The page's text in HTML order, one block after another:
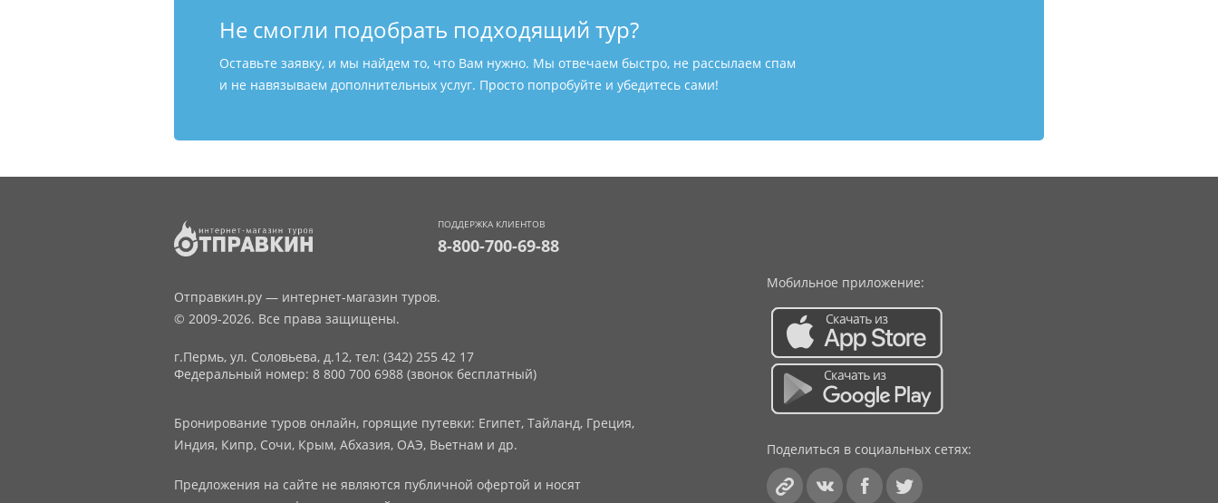
Не смогли подобрать подходящий тур?
Оставьте заявку, и мы найдем то, что Вам нужно. Мы отвечаем быстро, не рассылаем спам
и не навязываем дополнительных услуг. Просто попробуйте и убедитесь сами!
ПОДДЕРЖКА КЛИЕНТОВ
8-800-700-69-88
Отправкин.ру — интернет-магазин туров.
© 2009-2026. Все права защищены.
г.Пермь, ул. Соловьева, д.12, тел: (342) 255 42 17
Федеральный номер: 8 800 700 6988 (звонок бесплатный)
Бронирование туров онлайн, горящие путевки: Египет, Тайланд, Греция,
Индия, Кипр, Сочи, Крым, Абхазия, ОАЭ, Вьетнам и др.
Предложения на сайте не являются публичной офертой и носят
Мобильное приложение:
Поделиться в социальных сетях: